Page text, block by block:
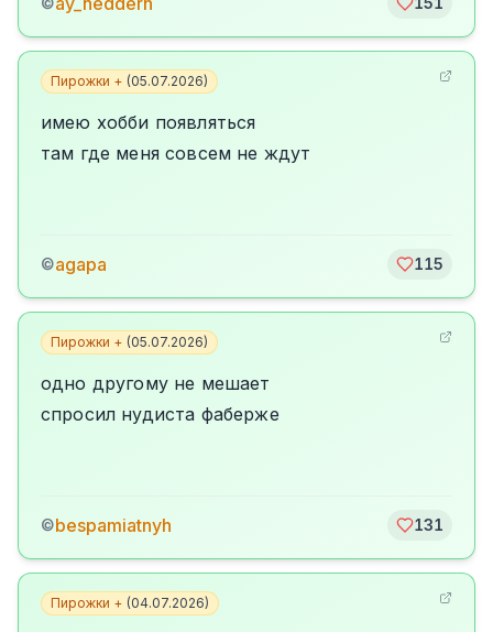
Пирожки + (05.07.2026)
имею хобби появляться
там где меня совсем не ждут
©agapa 115
Пирожки + (05.07.2026)
одно другому не мешает
спросил нудиста фаберже
©bespamiatnyh 131
Пирожки + (04.07.2026)